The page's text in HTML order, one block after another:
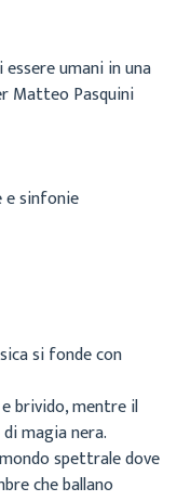
umani in una
Matteo Pasquini
e sinfonie
si fonde con
brivido, mentre il
magia nera.
spettrale dove
che ballano